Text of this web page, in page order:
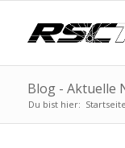
Blog - Aktuelle
Du bist hier: Startseite